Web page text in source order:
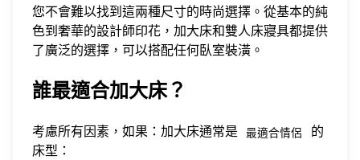
您不會難以找到這兩種尺寸的時尚選擇。從基本的純
色到奢華的設計師印花，加大床和雙人床寢具都提供
了廣泛的選擇，可以搭配任何臥室裝潢。
誰最適合加大床？
考慮所有因素，如果：加大床通常是 最適合情侶
的
床型：